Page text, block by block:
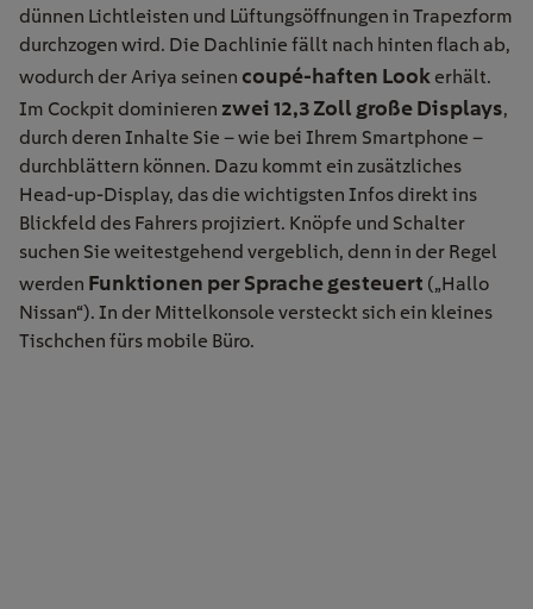
dünnen Lichtleisten und Lüftungsöffnungen in Trapezform
durchzogen wird. Die Dachlinie fällt nach hinten flach ab,
wodurch der Ariya seinen coupé-haften Look erhält.
Im Cockpit dominieren zwei 12,3 Zoll große Displays,
durch deren Inhalte Sie – wie bei Ihrem Smartphone –
durchblättern können. Dazu kommt ein zusätzliches
Head-up-Display, das die wichtigsten Infos direkt ins
Blickfeld des Fahrers projiziert. Knöpfe und Schalter
suchen Sie weitestgehend vergeblich, denn in der Regel
werden Funktionen per Sprache gesteuert („Hallo
Nissan“). In der Mittelkonsole versteckt sich ein kleines
Tischchen fürs mobile Büro.